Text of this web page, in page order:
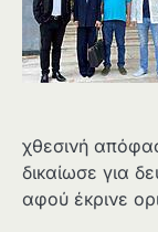
χθεσινή
δικαίωσε για
αφού έκρινε